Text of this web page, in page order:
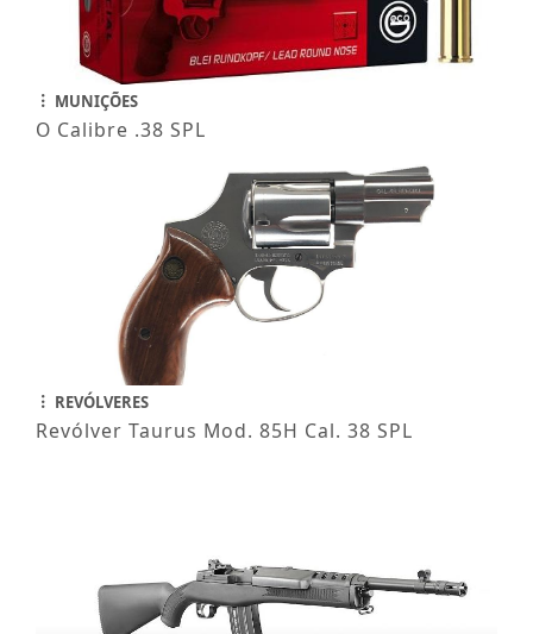
MUNIÇÕES
O Calibre .38 SPL
REVÓLVERES
Revólver Taurus Mod. 85H Cal. 38 SPL